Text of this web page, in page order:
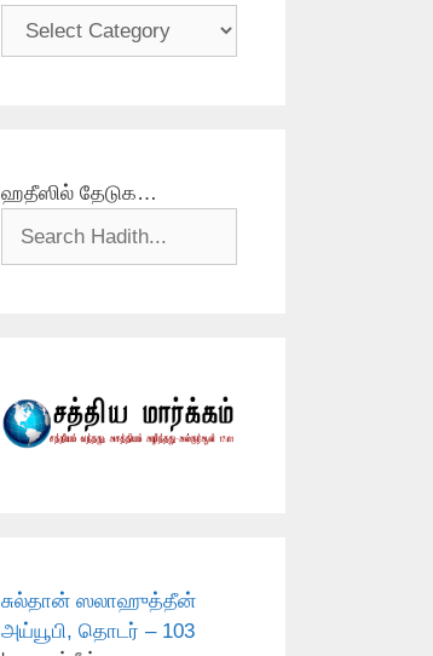
தலைப்புகள்
ஹதீஸில் தேடுக…
சுல்தான் ஸலாஹுத்தீன்
அய்யூபி, தொடர் – 103